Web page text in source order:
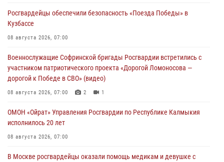
Росгвардейцы обеспечили безопасность «Поезда Победы» в
Кузбассе
08 августа 2026, 07:00
Военнослужащие Софринской бригады Росгвардии встретились с
участником патриотического проекта «Дорогой Ломоносова —
дорогой к Победе в СВО» (видео)
08 августа 2026, 07:00 2 1
ОМОН «Ойрат» Управления Росгвардии по Республике Калмыкия
исполнилось 20 лет
08 августа 2026, 07:00
В Москве росгвардейцы оказали помощь медикам и девушке с